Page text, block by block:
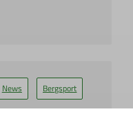
News Bergsport